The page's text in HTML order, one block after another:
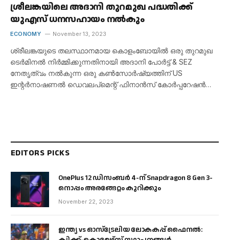
ശ്രീലങ്കയിലെ അദാനി തുറമുഖ പദ്ധതിക്ക്
യുഎസ് ധനസഹായം നൽകും
ECONOMY November 13, 2023
ശ്രീലങ്കയുടെ തലസ്ഥാനമായ കൊളംബോയിൽ ഒരു തുറമുഖ
ടെർമിനൽ നിർമ്മിക്കുന്നതിനായി അദാനി പോർട്ട് & SEZ
നേതൃത്വം നൽകുന്ന ഒരു കൺസോർഷ്യത്തിന് US
ഇന്റർനാഷണൽ ഡെവലപ്‌മെന്റ് ഫിനാൻസ് കോർപ്പറേഷൻ…
EDITORS PICKS
OnePlus 12 ഡിസംബർ 4-ന് Snapdragon 8 Gen 3-
നൊപ്പം അരങ്ങേറ്റം കുറിക്കും
November 22, 2023
ഇന്ത്യ vs ഓസ്‌ട്രേലിയ ലോകകപ്പ് ഫൈനൽ: